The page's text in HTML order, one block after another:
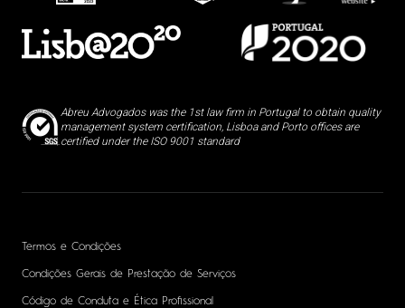
Abreu Advogados was the 1st law firm in Portugal to obtain quality
management system certification, Lisboa and Porto offices are
certified under the ISO 9001 standard
Termos e Condições
Condições Gerais de Prestação de Serviços
Código de Conduta e Ética Profissional